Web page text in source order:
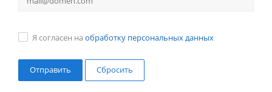
Я согласен на обработку персональных данных
Сбросить